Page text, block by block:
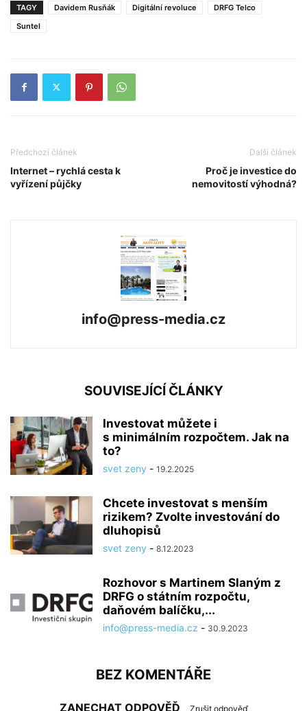
TAGY Davidem Rusňák Digitální revoluce
DRFG Telco
Suntel
Předchozí článek
Internet – rychlá cesta k
vyřízení půjčky
Další článek
Proč je investice do
nemovitostí výhodná?
info@press-media.cz
SOUVISEJÍCÍ ČLÁNKY
Investovat můžete i
s minimálním rozpočtem. Jak na
to?
svet zeny - 19.2.2025
Chcete investovat s menším
rizikem? Zvolte investování do
dluhopisů
svet zeny - 8.12.2023
Rozhovor s Martinem Slaným z
DRFG o státním rozpočtu,
daňovém balíčku,...
info@press-media.cz - 30.9.2023
BEZ KOMENTÁŘE
ZANECHAT ODPOVĚĎ Zrušit odpověď